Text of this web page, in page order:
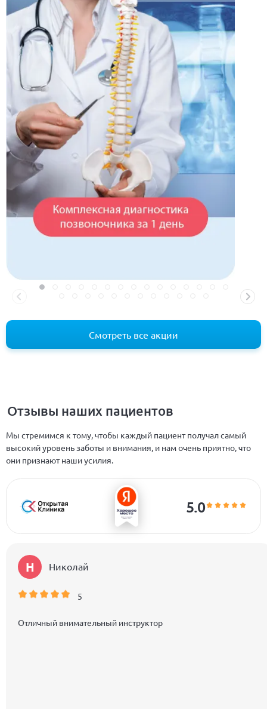
Смотреть все акции
Отзывы наших пациентов
Мы стремимся к тому, чтобы каждый пациент получал самый
высокий уровень заботы и внимания, и нам очень приятно, что
они признают наши усилия.
5.0
Н Николай
5
Отличный внимательный инструктор